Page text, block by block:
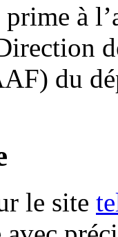
à
du
le site